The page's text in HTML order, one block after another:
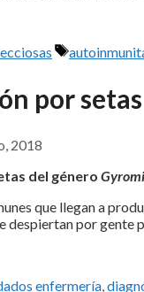
Etiquetas
por
2018
del género
que llegan a
despiertan por gente
enfermería,